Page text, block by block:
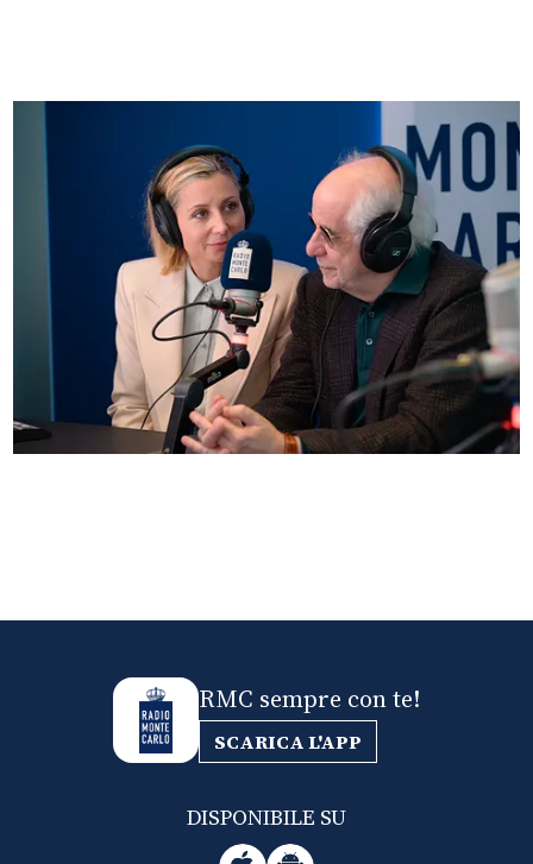
RMC sempre con te!
SCARICA L'APP
DISPONIBILE SU